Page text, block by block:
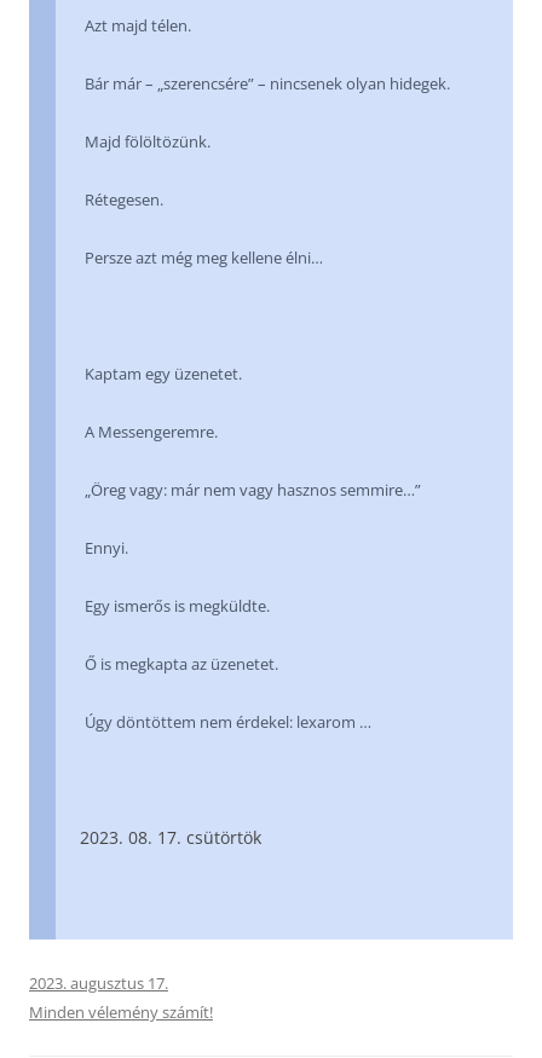
Azt majd télen.
Bár már – „szerencsére” – nincsenek olyan hidegek.
Majd fölöltözünk.
Rétegesen.
Persze azt még meg kellene élni…
Kaptam egy üzenetet.
A Messengeremre.
„Öreg vagy: már nem vagy hasznos semmire…”
Ennyi.
Egy ismerős is megküldte.
Ő is megkapta az üzenetet.
Úgy döntöttem nem érdekel: lexarom …
08. 17. csütörtök
2023. augusztus 17.
Minden vélemény számít!